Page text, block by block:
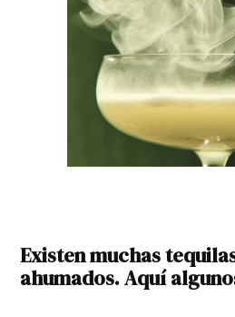
Existen muchas
ahumados. Aquí